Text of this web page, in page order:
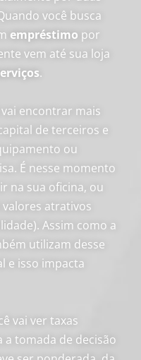
você busca
empréstimo por
vem até sua loja
.
encontrar mais
de terceiros e
ou
É nesse momento
na sua oficina, ou
atrativos
Assim como a
utilizam desse
e isso impacta
vai ver taxas
a tomada de decisão